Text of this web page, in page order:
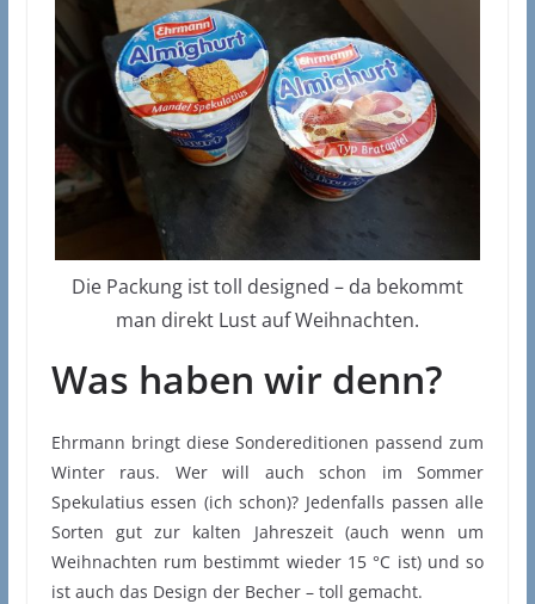
Die Packung ist toll designed – da bekommt
man direkt Lust auf Weihnachten.
Was haben wir denn?
Ehrmann bringt diese Sondereditionen passend zum
Winter raus. Wer will auch schon im Sommer
Spekulatius essen (ich schon)? Jedenfalls passen alle
Sorten gut zur kalten Jahreszeit (auch wenn um
Weihnachten rum bestimmt wieder 15 °C ist) und so
ist auch das Design der Becher – toll gemacht.